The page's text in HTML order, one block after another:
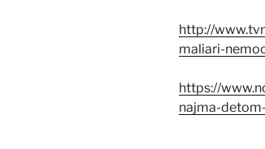
http://
maliari-
https://
najma-